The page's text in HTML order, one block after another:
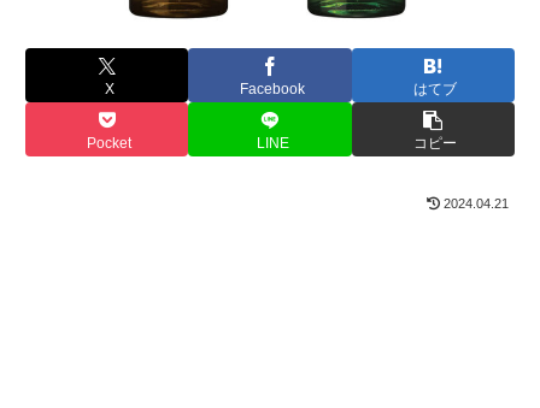
X Facebook はてブ
Pocket LINE コピー
2024.04.21